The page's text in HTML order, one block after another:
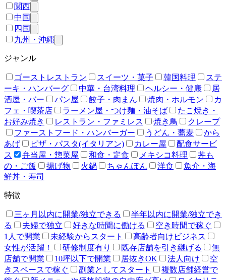
関西
中国
四国
九州・沖縄
ジャンル
ゴーストレストラン スイーツ・菓子 韓国料理
ステ
ーキ・ハンバーグ
中華・台湾料理 ヘルシー・健康
居
酒屋・バー
パン屋 餃子・肉まん 焼肉・ホルモン
カ
フェ・喫茶店
ラーメン屋・つけ麺・油そば
たこ焼き・
お好み焼き
レストラン・ファミレス 焼き鳥
クレープ
ファーストフード・ハンバーガー
うどん・蕎麦
から
あげ
ピザ・パスタ(イタリアン) カレー屋
配食サービ
ス
弁当屋・惣菜屋 和食・定食 メキシコ料理
丼も
の・ご飯
揚げ物 火鍋 ちゃんぽん 洋食
魚介・海
鮮丼・寿司
特徴
三ヶ月以内に開業/独立できる
半年以内に開業/独立でき
る
夫婦で独立 好きな時間に働ける
空き時間で稼ぐ
1人で開業
未経験からスタート
高齢者向けビジネス
女性が活躍！
研修制度有り 既存店舗を引き継げる
無
店舗で開業
10坪以下で開業 居抜きOK 法人向け
空
きスペースで稼ぐ
副業としてスタート
複数店舗経営で